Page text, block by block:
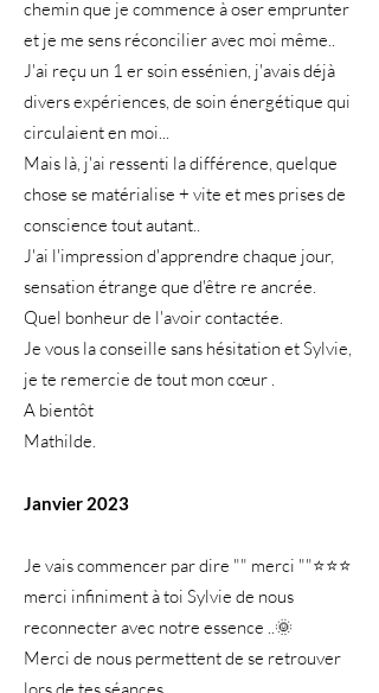
chemin que je commence à oser emprunter
et je me sens réconcilier avec moi même..
J'ai reçu un 1 er soin essénien, j'avais déjà
divers expériences, de soin énergétique qui
circulaient en moi...
Mais là, j'ai ressenti la différence, quelque
chose se matérialise + vite et mes prises de
conscience tout autant..
J'ai l'impression d'apprendre chaque jour,
sensation étrange que d'être re ancrée.
Quel bonheur de l'avoir contactée.
Je vous la conseille sans hésitation et Sylvie,
je te remercie de tout mon cœur .
A bientôt
Mathilde.
Janvier 2023
Je vais commencer par dire "" merci ""⭐⭐⭐
merci infiniment à toi Sylvie de nous
reconnecter avec notre essence ..🌞
Merci de nous permettent de se retrouver